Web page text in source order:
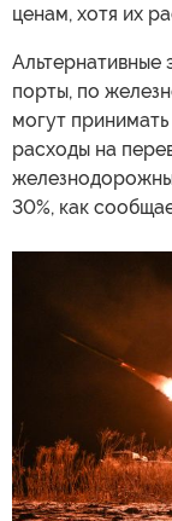
ценам, хотя их
Альтернативные
порты, по
могут
расходы на
30%, как